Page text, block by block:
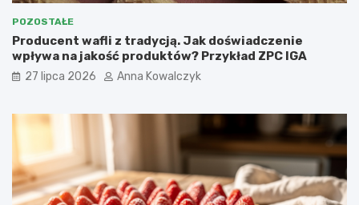
POZOSTAŁE
Producent wafli z tradycją. Jak doświadczenie
wpływa na jakość produktów? Przykład ZPC IGA
27 lipca 2026 Anna Kowalczyk